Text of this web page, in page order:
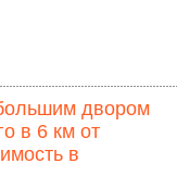
двором
в 6 км от
в